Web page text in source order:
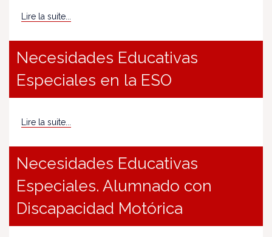
Lire la suite...
Necesidades Educativas
Especiales en la ESO
Lire la suite...
Necesidades Educativas
Especiales. Alumnado con
Discapacidad Motórica